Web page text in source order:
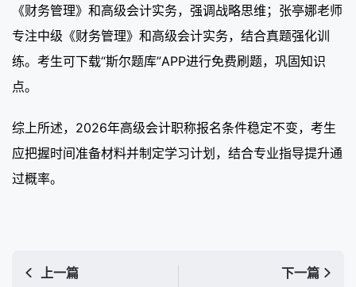
《财务管理》和高级会计实务，强调战略思维；张亭娜老师
专注中级《财务管理》和高级会计实务，结合真题强化训
练。考生可下载“斯尔题库”APP进行免费刷题，巩固知识
点。
综上所述，2026年高级会计职称报名条件稳定不变，考生
应把握时间准备材料并制定学习计划，结合专业指导提升通
过概率。
上一篇 下一篇